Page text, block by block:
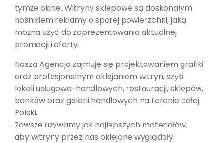
tymże oknie. Witryny sklepowe są doskonałym
nośnikiem reklamy o sporej powierzchni, jaką
można użyć do zaprezentowania aktualnej
promocji i oferty.
Nasza Agencja zajmuje się projektowaniem grafiki
oraz profesjonalnym oklejaniem witryn, szyb
lokali usługowo-handlowych, restauracji, sklepów,
banków oraz galerii handlowych na terenie całej
Polski.
Zawsze używamy jak najlepszych materiałów,
aby witryny przez nas oklejone wyglądały